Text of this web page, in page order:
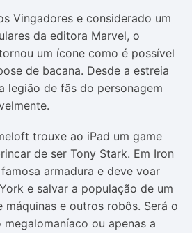
Vingadores e considerado um
da editora Marvel, o
um ícone como é possível
de bacana. Desde a estreia
legião de fãs do personagem
trouxe ao iPad um game
de ser Tony Stark. Em Iron
armadura e deve voar
e salvar a população de um
máquinas e outros robôs. Será o
ou apenas a